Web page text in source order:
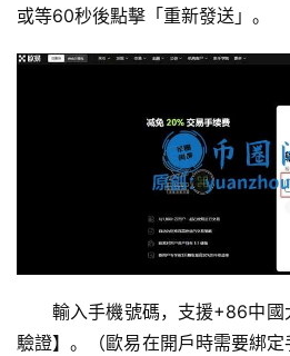
或等60秒後點擊「重新發送」。
輸入手機號碼，支援+86中國
驗證】。（歐易在開戶時需要綁